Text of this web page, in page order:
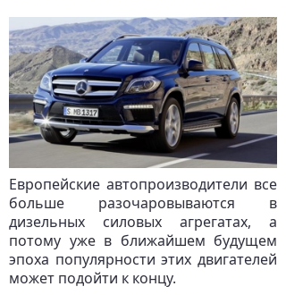
Европейские автопроизводители все
больше разочаровываются в
дизельных силовых агрегатах, а
потому уже в ближайшем будущем
эпоха популярности этих двигателей
может подойти к концу.